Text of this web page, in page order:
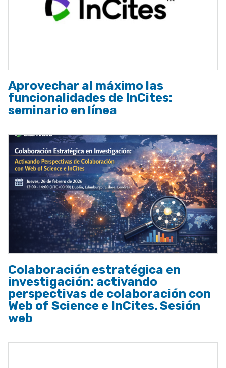
Aprovechar al máximo las
funcionalidades de InCites:
seminario en línea
Colaboración estratégica en
investigación: activando
perspectivas de colaboración con
Web of Science e InCites. Sesión
web